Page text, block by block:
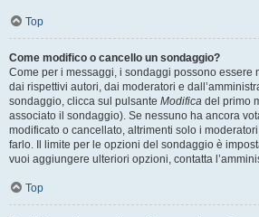
Top
Come modifico o cancello un sondaggio?
Come per i messaggi, i sondaggi possono essere
dai rispettivi autori, dai moderatori e
sondaggio, clicca sul pulsante Modifica del primo
associato il sondaggio). Se nessuno ha ancora
modificato o cancellato, altrimenti solo i
farlo. Il limite per le opzioni del sondaggio è
vuoi aggiungere ulteriori opzioni, contatta
Top